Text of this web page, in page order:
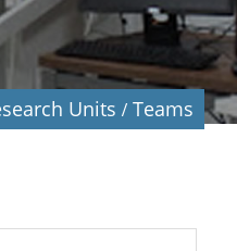
Units Teams